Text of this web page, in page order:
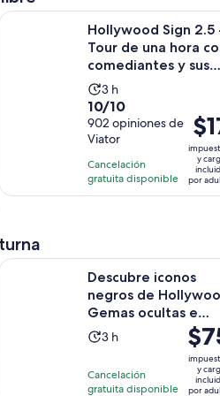
por
almuerzo indio y té Chino Se
Hollywood Sign 2.5
Tour de una hora
comediantes y sus
perros
La
actividad
dura
3
horas
3 h
10.0
de
10
con
902
opiniones
10/10
902 opiniones de
Viator
Cancelación
gratuita disponible
El
es
de
$17.
y
por
Hollywood Sign 2.5 - Tour de una
Se abrirá en una nueva pestaña
Descubre iconos
negros de
Gemas ocultas e
historias no
La
dura
3 h
Cancelación
gratuita disponible
El
es
de
y
por
Descubre iconos negros de